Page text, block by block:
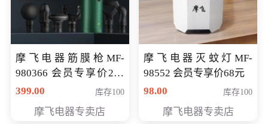
摩飞电器筋膜枪MF-
980366 会员专享价299
元
399.00 库存100
摩飞电器专卖店
摩飞电器灭蚊灯MF-
98552 会员专享价68元
98.00
库存100
摩飞电器专卖店